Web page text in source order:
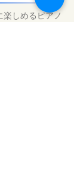
しめるピアノ